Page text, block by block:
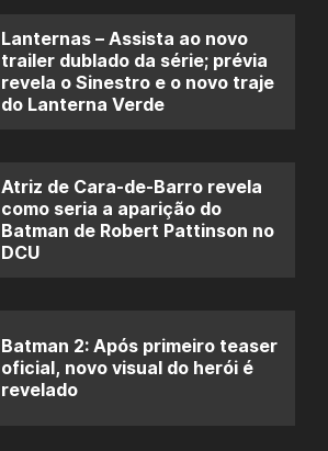
Lanternas – Assista ao novo
trailer dublado da série; prévia
revela o Sinestro e o novo traje
do Lanterna Verde
Atriz de Cara-de-Barro revela
como seria a aparição do
Batman de Robert Pattinson no
DCU
Batman 2: Após primeiro teaser
oficial, novo visual do herói é
revelado